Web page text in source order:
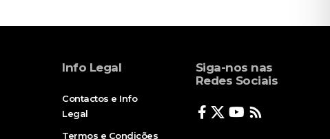
Info Legal
Contactos e Info
Legal
Termos e Condições
Siga-nos nas
Redes Sociais